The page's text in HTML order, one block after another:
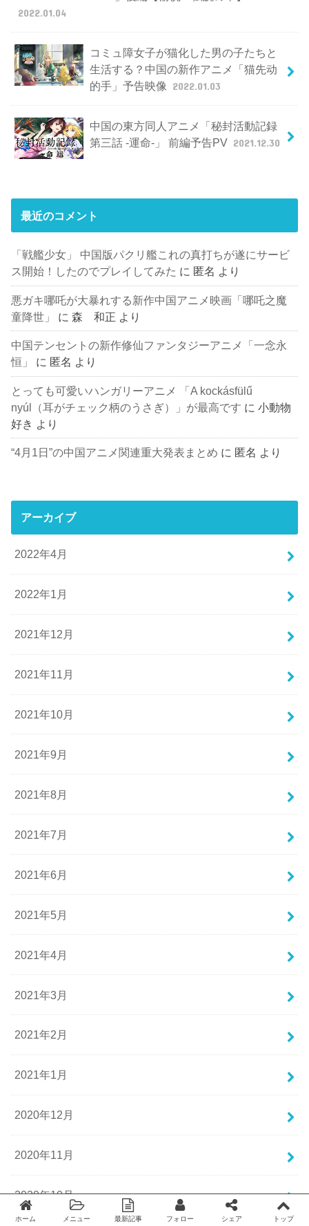
2022.01.04
コミュ障女子が猫化した男の子たちと
生活する？中国の新作アニメ「猫先动
的手」予告映像
2022.01.03
中国の東方同人アニメ「秘封活動記録
第三話 -運命-」 前編予告PV 2021.12.30
最近のコメント
「戦艦少女」 中国版パクリ艦これの真打ちが遂にサービ
ス開始！したのでプレイしてみた に 匿名 より
悪ガキ哪吒が大暴れする新作中国アニメ映画「哪吒之魔
童降世」
に森 和正 より
中国テンセントの新作修仙ファンタジーアニメ「一念永
恒」
に 匿名 より
とっても可愛いハンガリーアニメ 「A kockásfülű
nyúl（耳がチェック柄のうさぎ）」が最高です に小動物
好き より
“4月1日”の中国アニメ関連重大発表まとめ に 匿名 より
アーカイブ
2022年4月
2022年1月
2021年12月
2021年11月
2021年10月
2021年9月
2021年8月
2021年7月
2021年6月
2021年5月
2021年4月
2021年3月
2021年2月
2021年1月
2020年12月
2020年11月
2020年10月
ホーム メニュー 最新記事 フォロー シェア トップ
Twitter facebook